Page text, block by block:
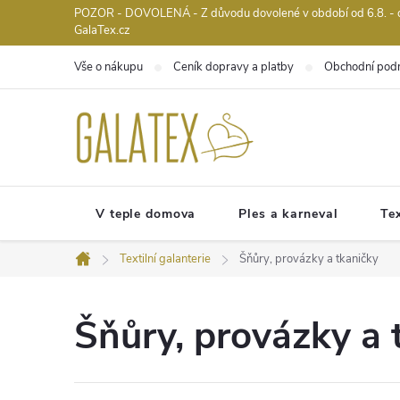
POZOR - DOVOLENÁ - Z důvodu dovolené v období od 6.8.
GalaTex.cz
Vše o nákupu Ceník dopravy a platby Obchodní
V teple domova Ples a karneval
Domů
Textilní galanterie Šňůry, provázky a tkaničky
Šňůry, provázky a